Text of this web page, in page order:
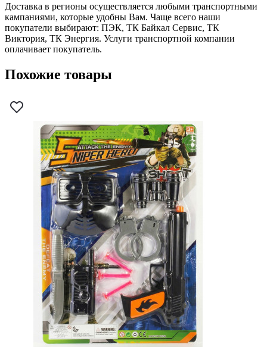
Доставка в регионы осуществляется любыми транспортными
кампаниями, которые удобны Вам. Чаще всего наши
покупатели выбирают: ПЭК, ТК Байкал Сервис, ТК
Виктория, ТК Энергия. Услуги транспортной компании
оплачивает покупатель.
Похожие товары